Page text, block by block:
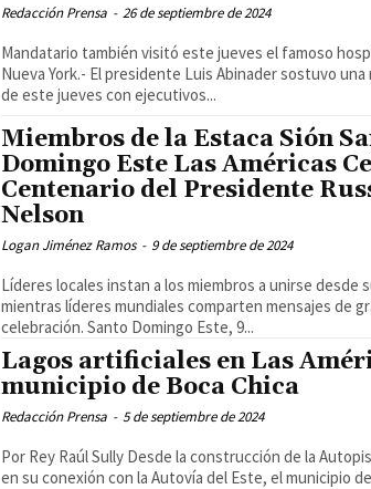
Redacción Prensa - 26 de septiembre de 2024
Mandatario también visitó este jueves el famoso
Nueva York.- El presidente Luis Abinader sostuvo una
de este jueves con ejecutivos...
Miembros de la Estaca Sión
Domingo Este Las Américas
Centenario del Presidente
Nelson
Logan Jiménez Ramos - 9 de septiembre de 2024
Líderes locales instan a los miembros a unirse desde
mientras líderes mundiales comparten mensajes de
celebración. Santo Domingo Este, 9...
Lagos artificiales en Las
municipio de Boca Chica
Redacción Prensa - 5 de septiembre de 2024
Por Rey Raúl Sully Desde la construcción de la Autopista Las Américas,
en su conexión con la Autovía del Este, el municipio